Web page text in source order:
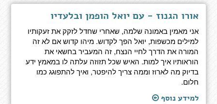
אורו הגנוז - עם יואל הופמן ובלעדיו
אני מאמין באמונה שלמה, שאחרי שחדל לזקק את זעקותיו
למילים מכשפות, יואל הפך לקדוש. מיהו קדוש אם לא זה
המורה את הדרך לחיי הנצח, זה המעביר בחשאי את
הוראותיו איך למות. האיש שכל תזוזה עלתה לו במאמץ ידע
בדיוק מה לארוז וממה צריך להיפטר, ואיך להתפוגג כמו
חלום.
למידע נוסף